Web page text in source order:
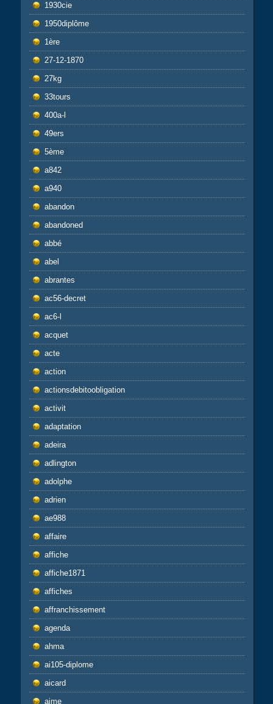
1930cie
1950diplôme
1ère
27-12-1870
27kg
33tours
400a-l
49ers
5ème
a842
a940
abandon
abandoned
abbé
abel
abrantes
ac56-decret
ac6-l
acquet
acte
action
actionsdebitoobligation
activit
adaptation
adeira
adlington
adolphe
adrien
ae988
affaire
affiche
affiche1871
affiches
affranchissement
agenda
ahma
ai105-diplome
aicard
aime